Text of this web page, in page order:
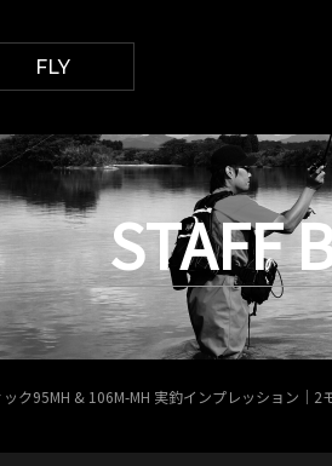
FLY
STAFF
ク95MH & 106M-MH 実釣インプレッション｜2